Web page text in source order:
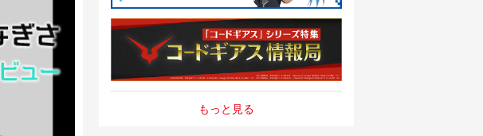
もっと見る